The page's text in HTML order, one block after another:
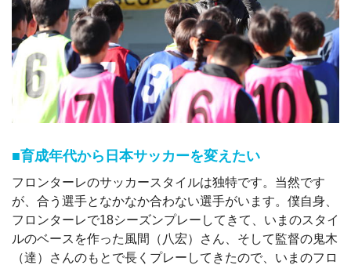
■育成年代から日本サッカーを変えたい
フロンターレのサッカースタイルは独特です。当然です
が、合う選手となかなか合わない選手がいます。僕自身、
フロンターレで18シーズンプレーしてきて、いまのスタイ
ルのベースを作った風間（八宏）さん、そして監督の鬼木
（達）さんのもとで長くプレーしてきたので、いまのフロ